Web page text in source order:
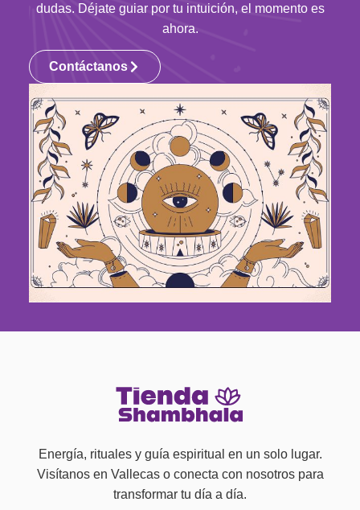
dudas. Déjate guiar por tu intuición, el momento es
ahora.
Contáctanos
Energía, rituales y guía espiritual en un solo lugar.
Visítanos en Vallecas o conecta con nosotros para
transformar tu día a día.